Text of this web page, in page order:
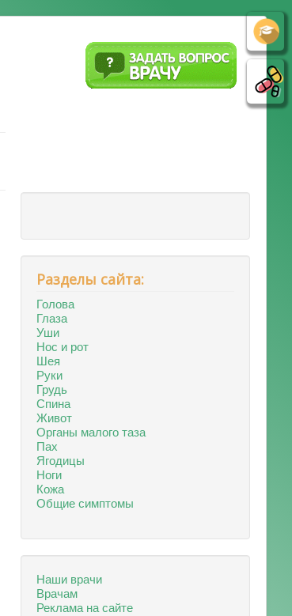
Разделы сайта:
Голова
Глаза
Уши
Нос и рот
Шея
Руки
Грудь
Спина
Живот
Органы малого таза
Пах
Ягодицы
Ноги
Кожа
Общие симптомы
Наши врачи
Врачам
Реклама на сайте